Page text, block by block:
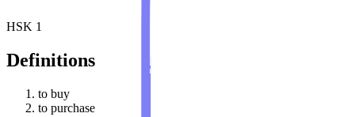
HSK 1
Definitions
to buy
to purchase